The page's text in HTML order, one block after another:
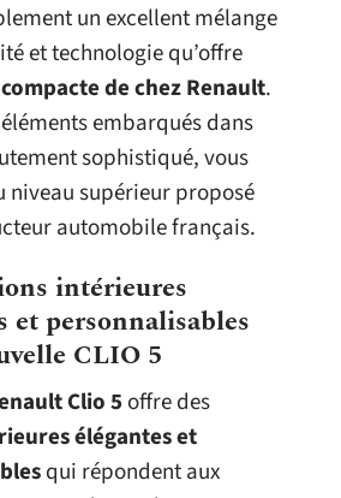
un excellent mélange
et technologie qu’offre
de chez Renault.
embarqués dans
sophistiqué, vous
niveau supérieur proposé
automobile français.
intérieures
et personnalisables
CLIO 5
Clio 5 offre des
élégantes et
qui répondent aux